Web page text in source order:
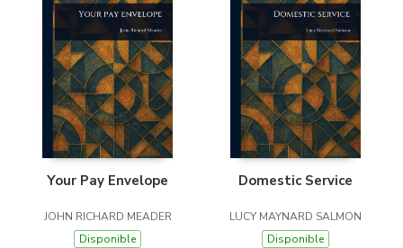
Your Pay Envelope
JOHN RICHARD MEADER
Disponible
Domestic Service
LUCY MAYNARD SALMON
Disponible